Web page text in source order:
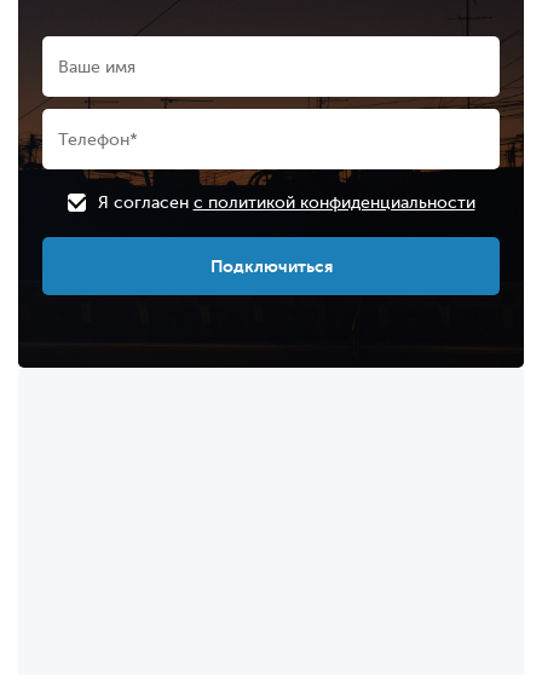
Я согласен с политикой конфиденциальности
Подключиться